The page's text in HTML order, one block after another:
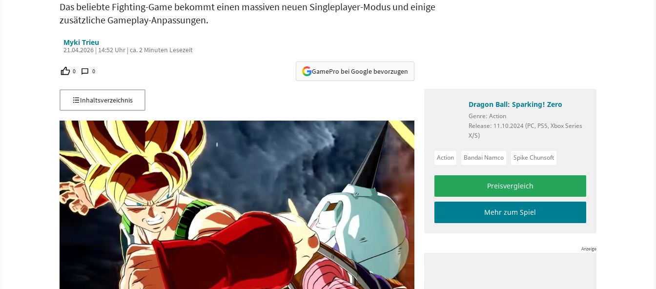
Das beliebte Fighting-Game bekommt einen massiven neuen Singleplayer-Modus und einige
zusätzliche Gameplay-Anpassungen.
Myki Trieu
21.04.2026 | 14:52 Uhr | ca. 2 Minuten Lesezeit
0 0 GamePro bei Google bevorzugen
Inhaltsverzeichnis Dragon Ball: Sparking! Zero
Genre: Action
Release: 11.10.2024 (PC, PS5, Xbox Series
X/S)
Action Bandai Namco Spike Chunsoft
Preisvergleich
Mehr zum Spiel